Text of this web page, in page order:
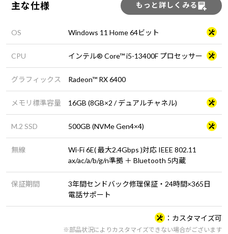
主な仕様 もっと詳しくみる
OS Windows 11 Home 64ビット
CPU インテル® Core™ i5-13400F プロセッサー
グラフィックス Radeon™ RX 6400
メモリ標準容量 16GB (8GB×2 / デュアルチャネル)
M.2 SSD 500GB (NVMe Gen4×4)
無線
Wi-Fi 6E( 最大2.4Gbps )対応 IEEE 802.11
ax/ac/a/b/g/n準拠 ＋ Bluetooth 5内蔵
保証期間
3年間センドバック修理保証・24時間×365日
電話サポート
カスタマイズ可
※部品状況によりカスタマイズできない場合がございます